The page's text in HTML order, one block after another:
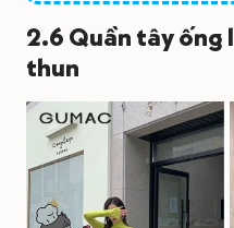
2.6 Quần tây ống
thun